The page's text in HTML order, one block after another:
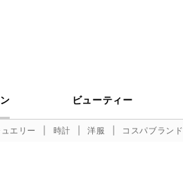
ビューティー
エリー 時計 洋服 コスパブランド